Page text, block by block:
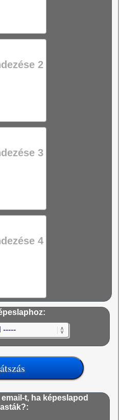
t, ha képeslapod